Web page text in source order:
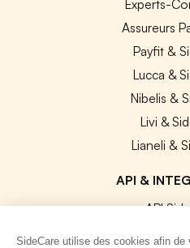
Experts-
Assureurs
Payfit &
Lucca &
Nibelis &
Livi &
Lianeli &
API &
API
Les SIRH /
SideCare utilise des cookies afin de